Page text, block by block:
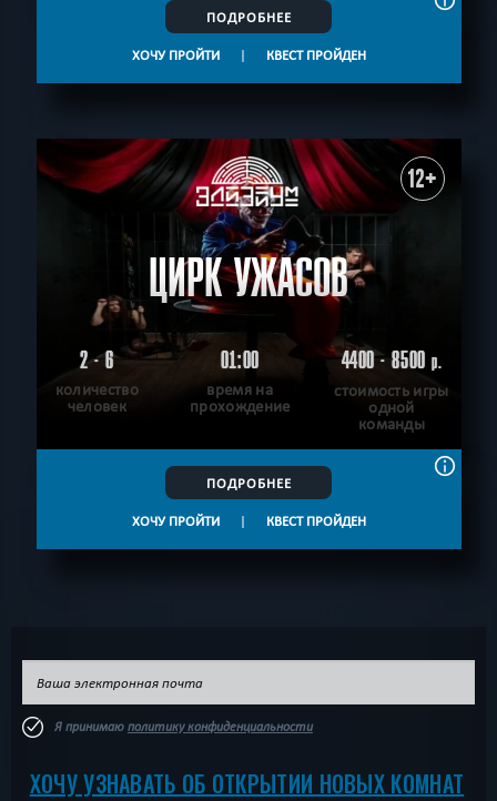
ПОДРОБНЕЕ
ХОЧУ ПРОЙТИ | КВЕСТ ПРОЙДЕН
12+
ЦИРК УЖАСОВ
2 - 6
количество
человек
01:00
время на
прохождение
4400 - 8500р.
стоимость игры
одной
команды
ПОДРОБНЕЕ
ХОЧУ ПРОЙТИ | КВЕСТ ПРОЙДЕН
Я принимаю политику конфиденциальности
ХОЧУ УЗНАВАТЬ ОБ ОТКРЫТИИ НОВЫХ КОМНАТ